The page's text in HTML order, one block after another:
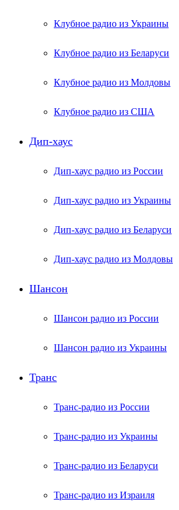
Клубное радио из Украины
Клубное радио из Беларуси
Клубное радио из Молдовы
Клубное радио из США
Дип-хаус
Дип-хаус радио из России
Дип-хаус радио из Украины
Дип-хаус радио из Беларуси
Дип-хаус радио из Молдовы
Шансон
Шансон радио из России
Шансон радио из Украины
Транс
Транс-радио из России
Транс-радио из Украины
Транс-радио из Беларуси
Транс-радио из Израиля